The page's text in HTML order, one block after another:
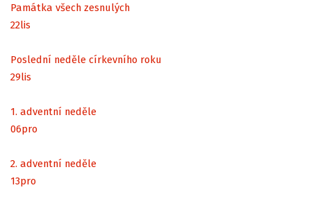
Památka všech zesnulých
22lis
Poslední neděle církevního roku
29lis
1. adventní neděle
06pro
2. adventní neděle
13pro